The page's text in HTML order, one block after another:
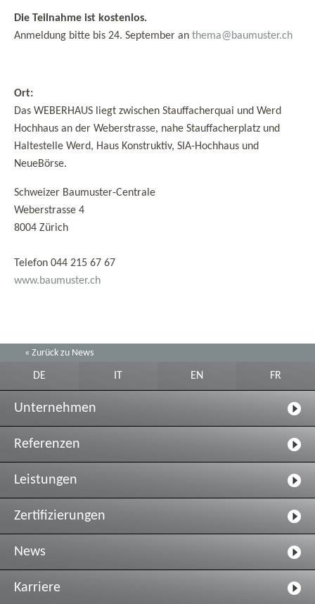
Die Teilnahme ist kostenlos.
Anmeldung bitte bis 24. September an thema@baumuster.ch
Ort:
Das WEBERHAUS liegt zwischen Stauffacherquai und Werd
Hochhaus an der Weberstrasse, nahe Stauffacherplatz und
Haltestelle Werd, Haus Konstruktiv, SIA-Hochhaus und
NeueBörse.
Schweizer Baumuster-Centrale
Weberstrasse 4
8004 Zürich
Telefon 044 215 67 67
www.baumuster.ch
« Zurück zu News
DE EN FR
Unternehmen
Referenzen
Leistungen
Zertifizierungen
News
Karriere